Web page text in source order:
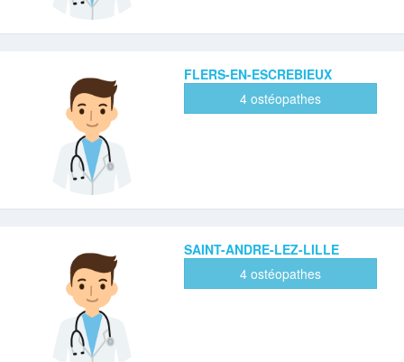
FLERS-EN-ESCREBIEUX
4 ostéopathes
SAINT-ANDRE-LEZ-LILLE
4 ostéopathes